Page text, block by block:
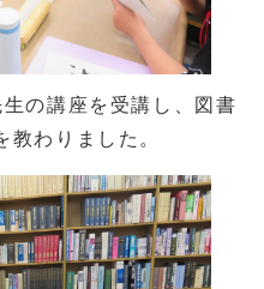
の講座を受講し、図書
わりました。